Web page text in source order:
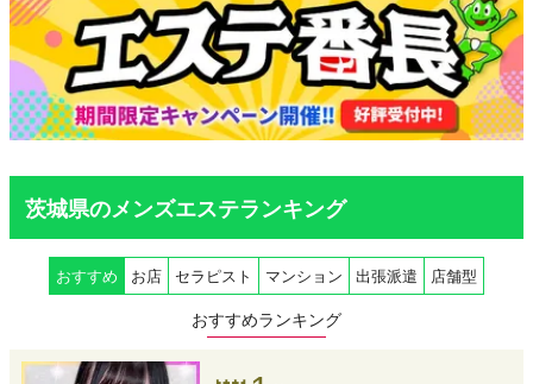
茨城県のメンズエステランキング
おすすめ お店 セラピスト マンション 出張派遣 店舗型
おすすめランキング